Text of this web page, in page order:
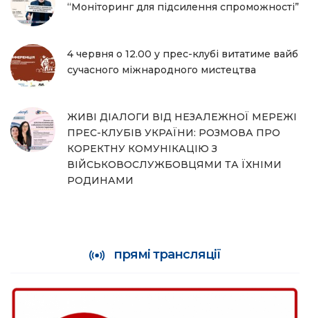
“Моніторинг для підсилення спроможності”
4 червня о 12.00 у прес-клубі витатиме вайб
сучасного міжнародного мистецтва
ЖИВІ ДІАЛОГИ ВІД НЕЗАЛЕЖНОЇ МЕРЕЖІ
ПРЕС-КЛУБІВ УКРАЇНИ: РОЗМОВА ПРО
КОРЕКТНУ КОМУНІКАЦІЮ З
ВІЙСЬКОВОСЛУЖБОВЦЯМИ ТА ЇХНІМИ
РОДИНАМИ
прямі трансляції